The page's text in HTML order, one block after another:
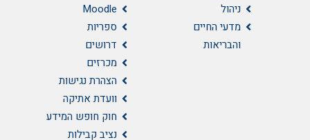
ניהול
מדעי החיים
והבריאות
Moodle
ספריות
דרושים
מכרזים
הצהרת נגישות
וועדת אתיקה
חוק חופש המידע
נציב קבילות